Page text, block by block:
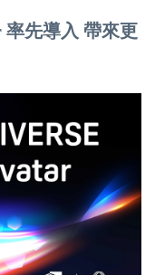
率先導入 帶來更